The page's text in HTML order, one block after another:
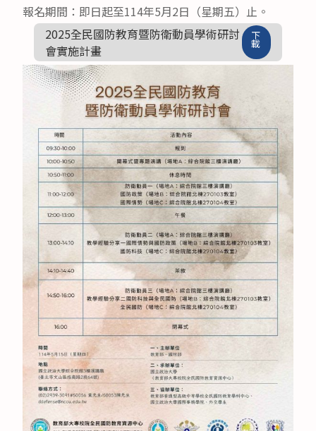
報名期間：即日起至114年5月2日（星期五）止。
2025全民國防教育暨防衛動員學術研討
會實施計畫
下
載